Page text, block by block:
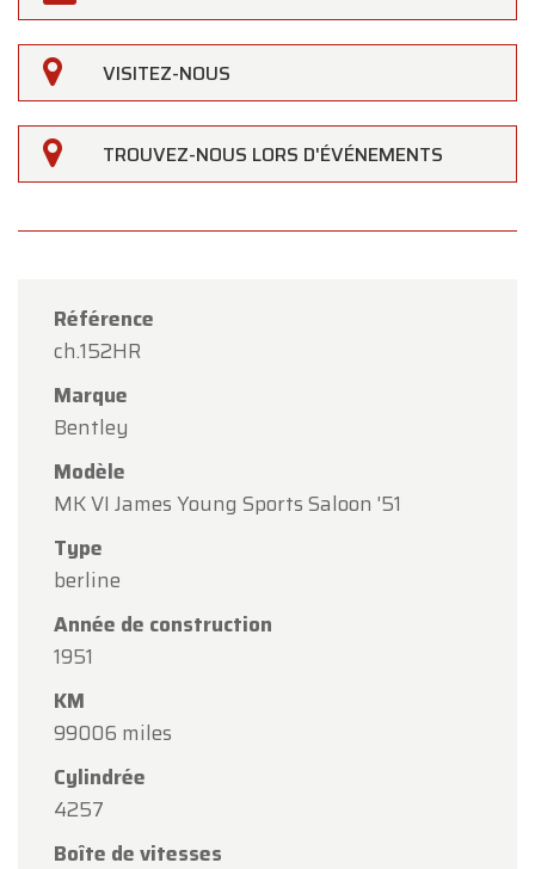
VISITEZ-NOUS
TROUVEZ-NOUS LORS D'ÉVÉNEMENTS
Référence
ch.152HR
Marque
Bentley
Modèle
MK VI James Young Sports Saloon '51
Type
berline
Année de construction
1951
KM
99006 miles
Cylindrée
4257
Boîte de vitesses
Oldtimerfarm
Chers clients,
l'occasion de l'Assomption.
lundi 10 août au vendredi 14 août
horaires habituels.